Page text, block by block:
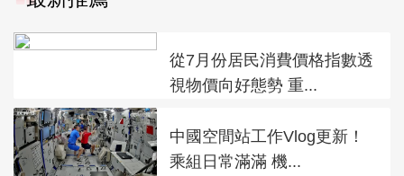
從7月份居民消費價格指數透
視物價向好態勢 重...
中國空間站工作Vlog更新！
乘組日常滿滿 機...